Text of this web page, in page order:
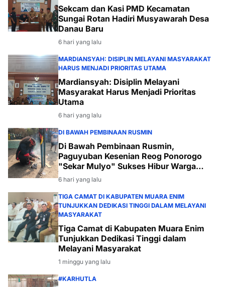
Sekcam dan Kasi PMD Kecamatan
Sungai Rotan Hadiri Musyawarah Desa
Danau Baru
6 hari yang lalu
MARDIANSYAH: DISIPLIN MELAYANI MASYARAKAT
HARUS MENJADI PRIORITAS UTAMA
Mardiansyah: Disiplin Melayani
Masyarakat Harus Menjadi Prioritas
Utama
6 hari yang lalu
DI BAWAH PEMBINAAN RUSMIN
Di Bawah Pembinaan Rusmin,
Paguyuban Kesenian Reog Ponorogo
"Sekar Mulyo" Sukses Hibur Warga
Desa Payabakal
6 hari yang lalu
TIGA CAMAT DI KABUPATEN MUARA ENIM
TUNJUKKAN DEDIKASI TINGGI DALAM MELAYANI
MASYARAKAT
Tiga Camat di Kabupaten Muara Enim
Tunjukkan Dedikasi Tinggi dalam
Melayani Masyarakat
1 minggu yang lalu
#KARHUTLA